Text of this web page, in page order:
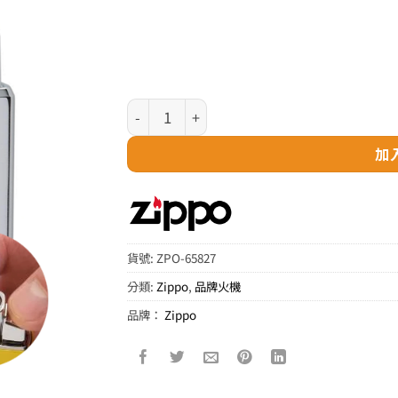
Zippo 火機噴射式防風火焰內膽 – 雙火版 數量
加
貨號:ZPO-65827
分類:Zippo, 品牌火機
品牌：Zippo